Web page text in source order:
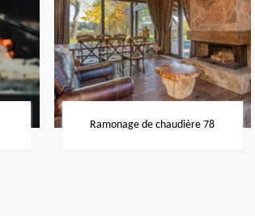
Ramonage de chaudière 78